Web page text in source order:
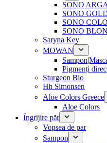
SONO
SONO
SONO
SONO
Saryna Key
MOWAN
Pigmenți
Sturgeon Bio
Hh Simonsen
Aloe Colors Greece
Aloe Colors
Îngrijire păr
Vopsea de par
Sampon